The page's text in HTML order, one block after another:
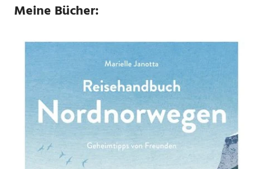
Meine Bücher: